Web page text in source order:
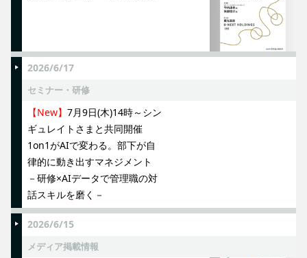
2026/6/17
セミナー・研修
【New】 7月9日(木)14時～シン
ギュレイトさまと共同開催
1on1がAIで変わる。部下が自
律的に動き出すマネジメント
－研修×AIデータで管理職の対
話スキルを磨く－
2026/6/15
メディア掲載情報